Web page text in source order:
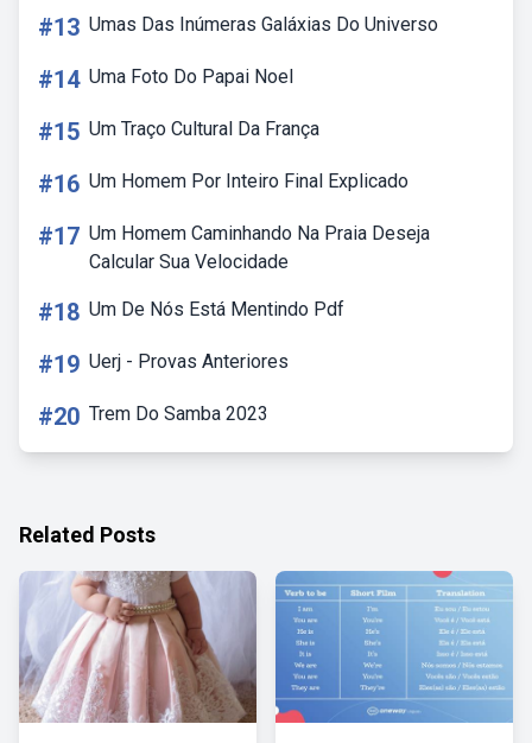
#13 Umas Das Inúmeras Galáxias Do Universo
#14 Uma Foto Do Papai Noel
#15 Um Traço Cultural Da França
#16 Um Homem Por Inteiro Final Explicado
#17 Um Homem Caminhando Na Praia Deseja
Calcular Sua Velocidade
#18 Um De Nós Está Mentindo Pdf
#19 Uerj - Provas Anteriores
#20 Trem Do Samba 2023
Related Posts